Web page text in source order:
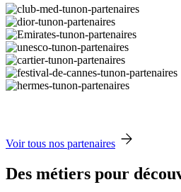
Voir tous nos partenaires
Des métiers pour